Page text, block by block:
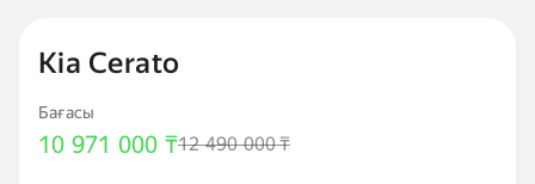
Kia Cerato
Бағасы
10 971 000 ₸12 490 000₸